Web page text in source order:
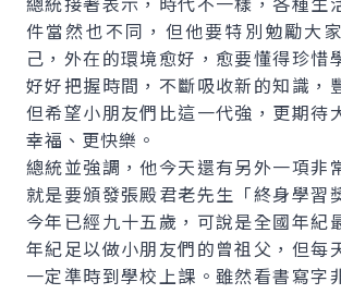
件當然也不同，但他要特別勉勵大
己，外在的環境愈好，愈要懂得珍惜
好好把握時間，不斷吸收新的知識，
但希望小朋友們比這一代強，更期待
幸福、更快樂。
總統並強調，他今天還有另外一項非
就是要頒發張殿君老先生「終身學習
今年已經九十五歲，可說是全國年紀
年紀足以做小朋友們的曾祖父，但每
一定準時到學校上課。雖然看書寫字